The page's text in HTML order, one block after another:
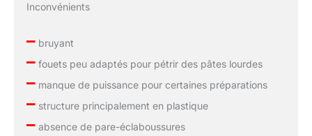
Inconvénients
–bruyant
–fouets peu adaptés pour pétrir des pâtes lourdes
–manque de puissance pour certaines préparations
–structure principalement en plastique
–absence de pare-éclaboussures